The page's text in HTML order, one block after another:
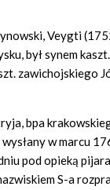
Veygti
był synem
zawichojskiego
bpa
w marcu
pod opieką
S-a